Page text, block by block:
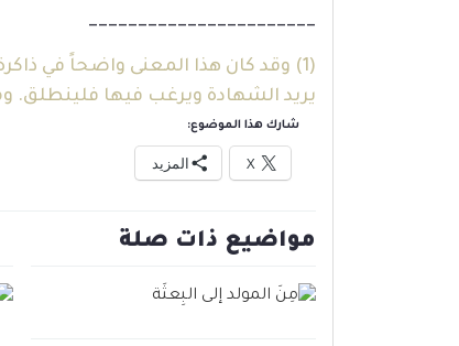
_______________________
(1)
وقد كان هذا المعنى واضحاً في
يريد الشهادة ويرغب فيها
شارك هذا الموضوع:
X المزيد
مواضيع ذات صلة